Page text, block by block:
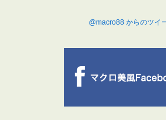
@macro88 からのツイ